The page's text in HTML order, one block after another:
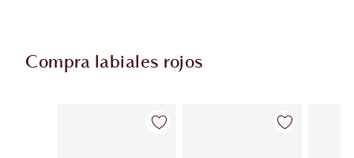
Compra labiales rojos
Artículo 1 de 26 Artículo 2 de 26